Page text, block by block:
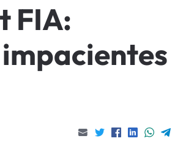
FIA: